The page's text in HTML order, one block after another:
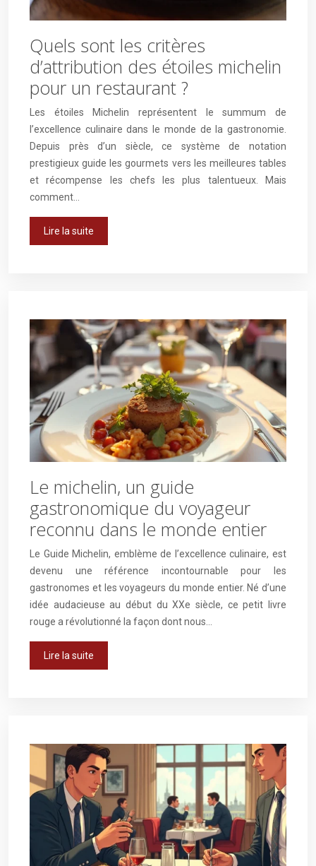
Quels sont les critères
d’attribution des étoiles michelin
pour un restaurant ?
Les étoiles Michelin représentent le summum de
l’excellence culinaire dans le monde de la gastronomie.
Depuis près d’un siècle, ce système de notation
prestigieux guide les gourmets vers les meilleures tables
et récompense les chefs les plus talentueux. Mais
comment…
Lire la suite
Le michelin, un guide
gastronomique du voyageur
reconnu dans le monde entier
Le Guide Michelin, emblème de l’excellence culinaire, est
devenu une référence incontournable pour les
gastronomes et les voyageurs du monde entier. Né d’une
idée audacieuse au début du XXe siècle, ce petit livre
rouge a révolutionné la façon dont nous…
Lire la suite